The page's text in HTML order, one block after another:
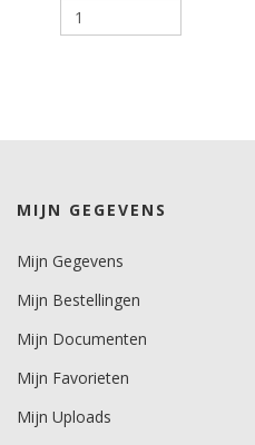
MIJN GEGEVENS
Mijn Gegevens
Mijn Bestellingen
Mijn Documenten
Mijn Favorieten
Mijn Uploads